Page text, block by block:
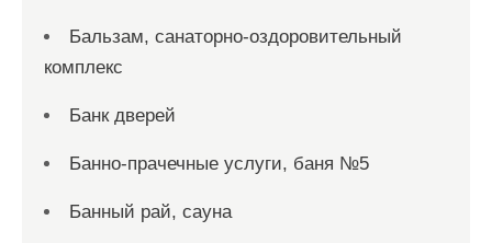
Бальзам, санаторно-оздоровительный
комплекс
Банк дверей
Банно-прачечные услуги, баня №5
Банный рай, сауна